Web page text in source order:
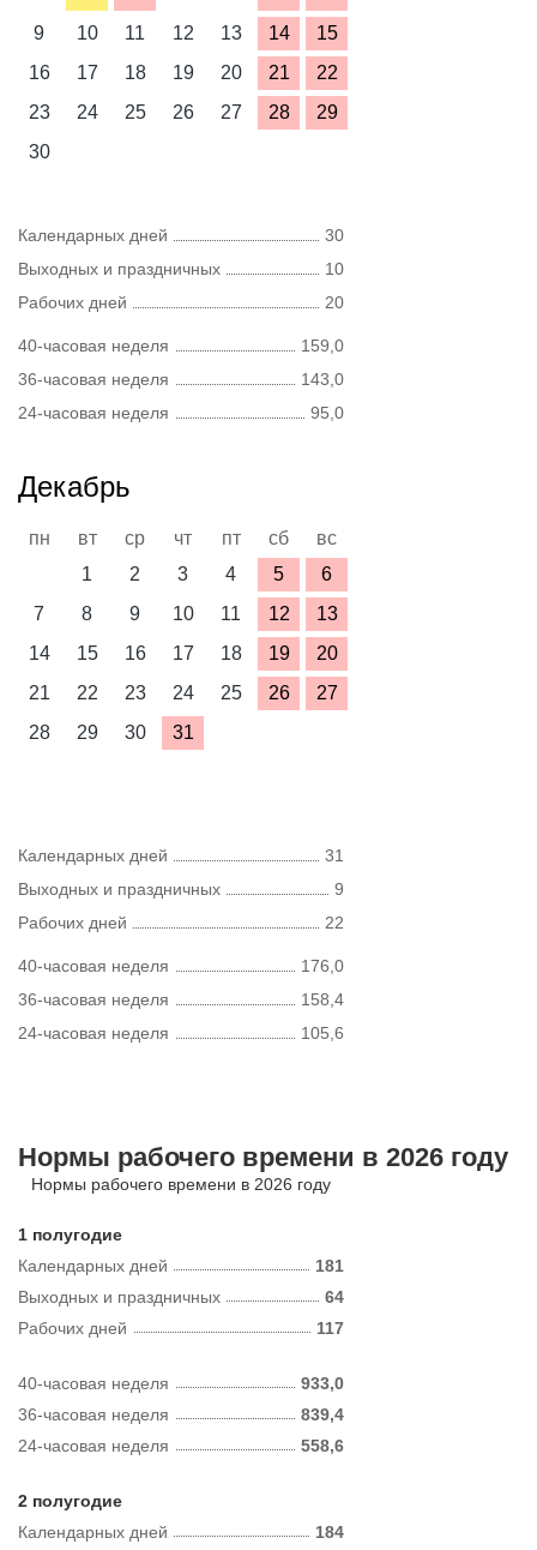
9
10 11 12 13 14
15
16
17 18 19 20 21
22
23
24 25 26 27 28
29
30
Календарных дней
30
Выходных и праздничных
10
Рабочих дней
20
40-часовая неделя
159,0
36-часовая неделя
143,0
24-часовая неделя
95,0
Декабрь
пн вт ср чт пт сб
вс
1
2 3 4 5
6
7
8 9 10 11 12
13
14
15 16 17 18 19
20
21
22 23 24 25 26
27
28
29 30 31
Календарных дней
31
Выходных и праздничных
9
Рабочих дней
22
40-часовая неделя
176,0
36-часовая неделя
158,4
24-часовая неделя
105,6
Нормы рабочего времени в 2026 году
Нормы рабочего времени в 2026 году
1 полугодие
Календарных дней
181
Рабочих дней 117
Выходных и праздничных 64
40-часовая неделя
933,0
36-часовая неделя
839,4
24-часовая неделя
558,6
2 полугодие
Календарных дней
184